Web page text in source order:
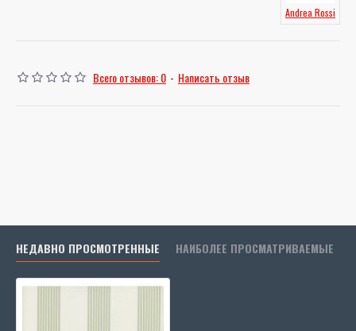
Andrea Rossi
Всего отзывов: 0 - Написать отзыв
НЕДАВНО ПРОСМОТРЕННЫЕ НАИБОЛЕЕ ПРОСМАТРИВАЕМЫЕ